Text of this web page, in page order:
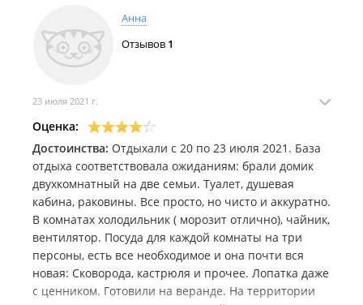
Анна
Отзывов 1
23 июля 2021 г.
Оценка:
Достоинства: Отдыхали с 20 по 23 июля 2021. База
отдыха соответствовала ожиданиям: брали домик
двухкомнатный на две семьи. Туалет, душевая
кабина, раковины. Все просто, но чисто и аккуратно.
В комнатах холодильник ( морозит отлично), чайник,
вентилятор. Посуда для каждой комнаты на три
персоны, есть все необходимое и она почти вся
новая: Сковорода, кастрюля и прочее. Лопатка даже
с ценником. Готовили на веранде. На территории